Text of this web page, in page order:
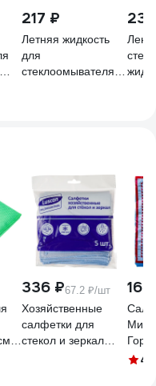
217 ₽
Летняя жидкость
для
стеклоомывателя
336 ₽67.2 ₽/шт
Хозяйственные
салфетки для
стекол и зеркал
см,4.9